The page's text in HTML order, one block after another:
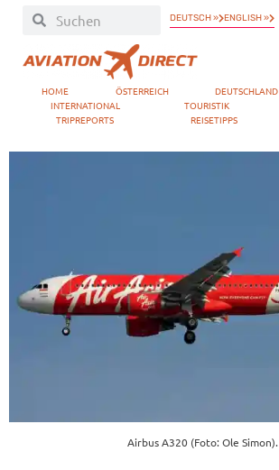
DEUTSCH » ENGLISH »
HOME ÖSTERREICH DEUTSCHLAND
INTERNATIONAL
TOURISTIK
TRIPREPORTS
REISETIPPS
Airbus A320 (Foto: Ole Simon).